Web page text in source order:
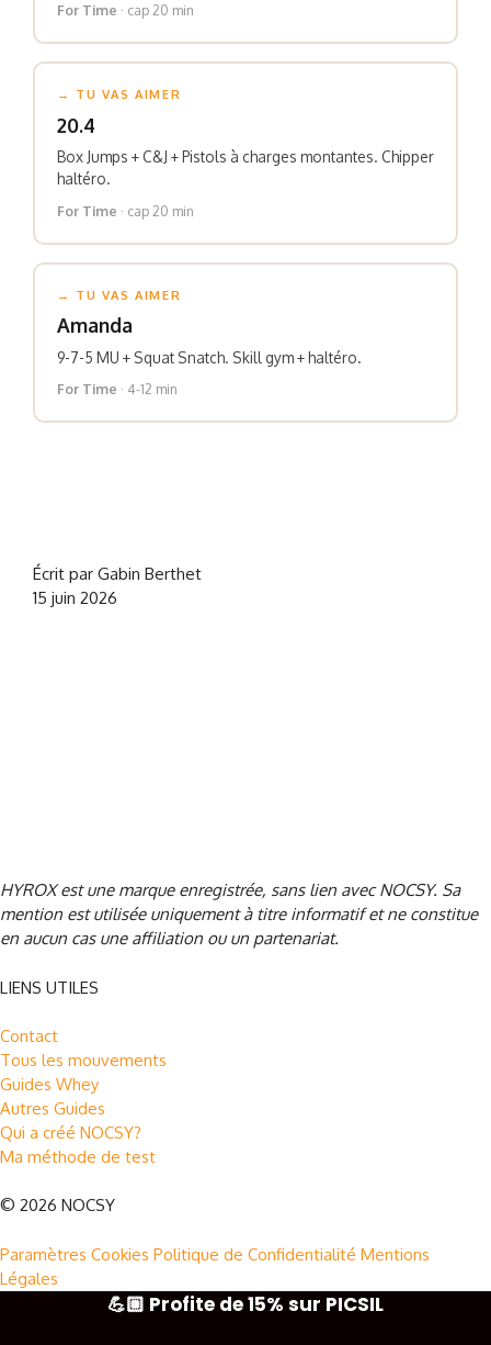
For Time · cap 20 min
→ TU VAS AIMER
20.4
Box Jumps + C&J + Pistols à charges montantes. Chipper
haltéro.
For Time · cap 20 min
→ TU VAS AIMER
Amanda
9-7-5 MU + Squat Snatch. Skill gym + haltéro.
For Time · 4-12 min
Écrit par Gabin Berthet
15 juin 2026
HYROX est une marque enregistrée, sans lien avec NOCSY. Sa
mention est utilisée uniquement à titre informatif et ne constitue
en aucun cas une affiliation ou un partenariat.
LIENS UTILES
Contact
Tous les mouvements
Guides Whey
Autres Guides
Qui a créé NOCSY?
Ma méthode de test
© 2026 NOCSY
Paramètres Cookies Politique de Confidentialité Mentions
Légales
💪🏼 Profite de 15% sur PICSIL